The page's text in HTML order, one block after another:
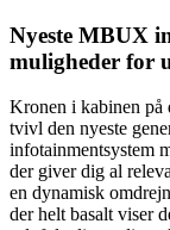
Nyeste MBUX
muligheder for
Kronen i kabinen på
tvivl den nyeste
infotainmentsystem
der giver dig al
en dynamisk
der helt basalt viser